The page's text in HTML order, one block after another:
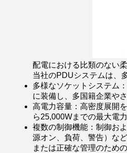
配電における比類のない
当社のPDUシステムは、
多様なソケットシステム
に装備し、多国籍企業や
高電力容量：高密度展開
ら25,000Wまでの最大電
複数の制御機能：制御お
源オン、負荷、警告）な
または正確な管理のため